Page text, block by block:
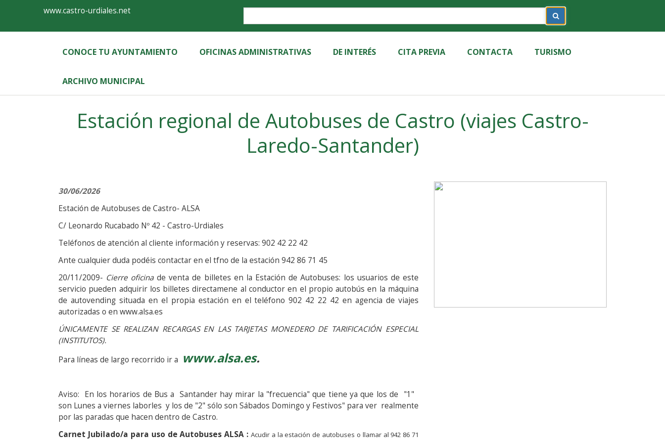
FormularioAyuntamiento
de
Castro-
Urdiales
www.castro-urdiales.net
CONOCE TU AYUNTAMIENTO OFICINAS ADMINISTRATIVAS DE INTERÉS CITA PREVIA CONTACTA TURISMO
ARCHIVO MUNICIPAL
Estación regional de Autobuses de Castro (viajes Castro-
Laredo-Santander)
30/06/2026
Estación de Autobuses de Castro- ALSA
C/ Leonardo Rucabado Nº 42 - Castro-Urdiales
Teléfonos de atención al cliente información y reservas: 902 42 22 42
Ante cualquier duda podéis contactar en el tfno de la estación 942 86 71 45
20/11/2009- Cierre oficina de venta de billetes en la Estación de Autobuses: los usuarios de este
servicio pueden adquirir los billetes directamene al conductor en el propio autobús en la máquina
de autovending situada en el propia estación en el teléfono 902 42 22 42 en agencia de viajes
autorizadas o en www.alsa.es
ÚNICAMENTE SE REALIZAN RECARGAS EN LAS TARJETAS MONEDERO DE TARIFICACIÓN ESPECIAL
(INSTITUTOS).
Para líneas de largo recorrido ir a www.alsa.es.
Aviso: En los horarios de Bus a Santander hay mirar la "frecuencia" que tiene ya que los de "1"
son Lunes a viernes laborles y los de "2" sólo son Sábados Domingo y Festivos" para ver realmente
por las paradas que hacen dentro de Castro.
Carnet Jubilado/a para uso de Autobuses ALSA : Acudir a la estación de autobuses o llamar al 942 86 71